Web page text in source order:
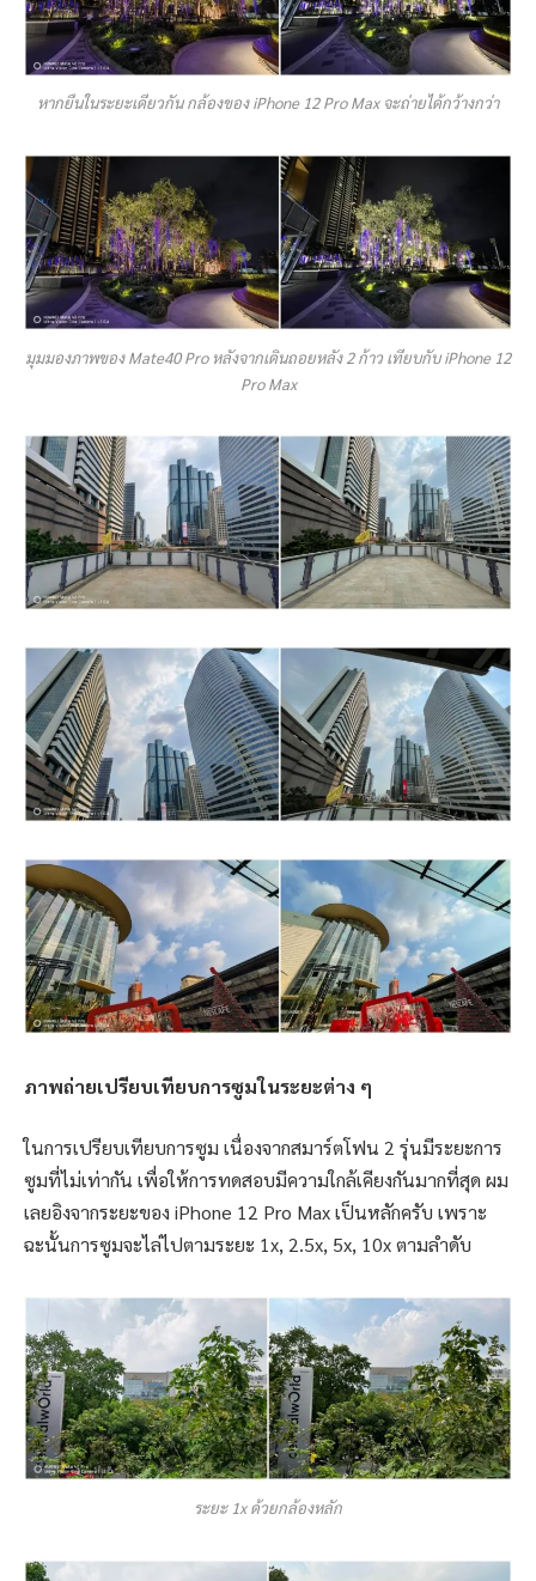
หากยืนในระยะเดียวกัน กล้องของ iPhone 12 Pro Max จะถ่ายได้กว้างกว่า
มุมมองภาพของ Mate40 Pro หลังจากเดินถอยหลัง 2 ก้าว เทียบกับ iPhone 12
Pro Max
ภาพถ่ายเปรียบเทียบการซูมในระยะต่าง ๆ
ในการเปรียบเทียบการซูม เนื่องจากสมาร์ตโฟน 2 รุ่นมีระยะการ
ซูมที่ไม่เท่ากัน เพื่อให้การทดสอบมีความใกล้เคียงกันมากที่สุด ผม
เลยอิงจากระยะของ iPhone 12 Pro Max เป็นหลักครับ เพราะ
ฉะนั้นการซูมจะไล่ไปตามระยะ 1x, 2.5x, 5x, 10x ตามลำดับ
ระยะ 1x ด้วยกล้องหลัก